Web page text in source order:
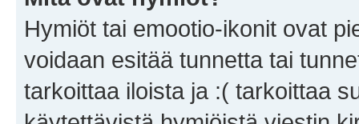
Hymiöt tai emootio-ikonit ovat
voidaan esitää tunnetta tai
tarkoittaa iloista ja :( tarkoittaa